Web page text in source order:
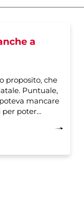
a
proposito, che
Puntuale,
mancare
per poter